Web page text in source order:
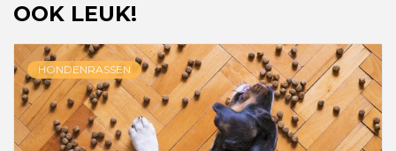
OOK LEUK!
HONDENRASSEN